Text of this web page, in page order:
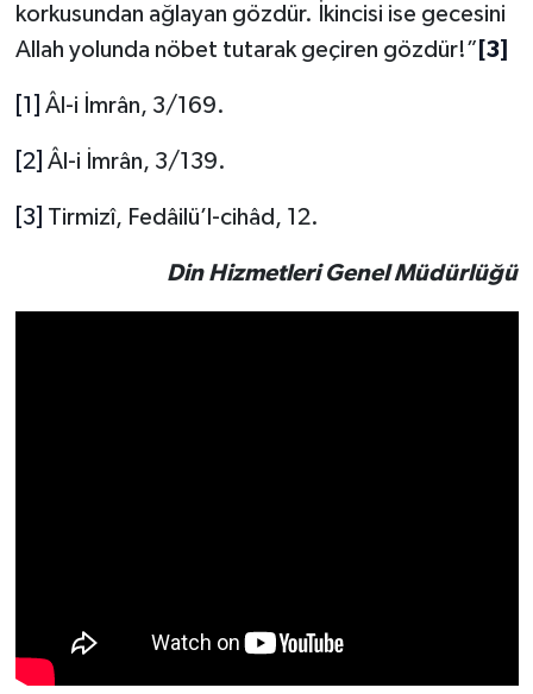
korkusundan ağlayan gözdür. İkincisi ise gecesini
Allah yolunda nöbet tutarak geçiren gözdür!” [3]
[1] Âl-i İmrân, 3/169.
[2] Âl-i İmrân, 3/139.
[3] Tirmizî, Fedâilü’l-cihâd, 12.
Din Hizmetleri Genel Müdürlüğü
Zonguldak Müftülüğü